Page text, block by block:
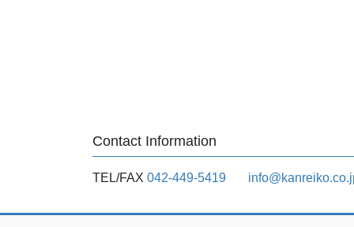
Contact Information
TEL/FAX 042-449-5419